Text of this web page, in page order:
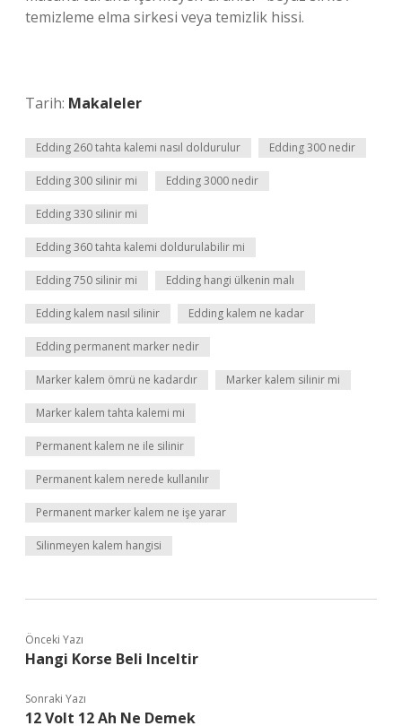
temizleme elma sirkesi veya temizlik hissi.
Tarih: Makaleler
Edding 260 tahta kalemi nasıl doldurulur Edding 300 nedir
Edding 300 silinir mi Edding 3000 nedir
Edding 330 silinir mi
Edding 360 tahta kalemi doldurulabilir mi
Edding 750 silinir mi Edding hangi ülkenin malı
Edding kalem nasıl silinir Edding kalem ne kadar
Edding permanent marker nedir
Marker kalem ömrü ne kadardır Marker kalem silinir mi
Marker kalem tahta kalemi mi
Permanent kalem ne ile silinir
Permanent kalem nerede kullanılır
Permanent marker kalem ne işe yarar
Silinmeyen kalem hangisi
Önceki Yazı
Hangi Korse Beli Inceltir
Sonraki Yazı
12 Volt 12 Ah Ne Demek